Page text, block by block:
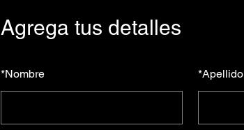
Agrega tus detalles
*Nombre *Apellido